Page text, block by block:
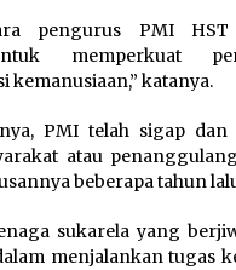
pengurus PMI HST
memperkuat
kemanusiaan,” katanya.
PMI telah sigap dan
atau
beberapa tahun
sukarela yang
menjalankan tugas